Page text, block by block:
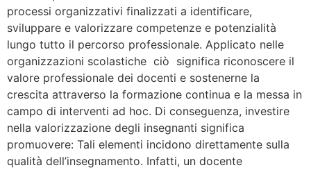
processi organizzativi finalizzati a identificare,
sviluppare e valorizzare competenze e potenzialità
lungo tutto il percorso professionale. Applicato nelle
organizzazioni scolastiche ciò significa riconoscere il
valore professionale dei docenti e sostenerne la
crescita attraverso la formazione continua e la messa in
campo di interventi ad hoc. Di conseguenza, investire
nella valorizzazione degli insegnanti significa
promuovere: Tali elementi incidono direttamente sulla
qualità dell’insegnamento. Infatti, un docente